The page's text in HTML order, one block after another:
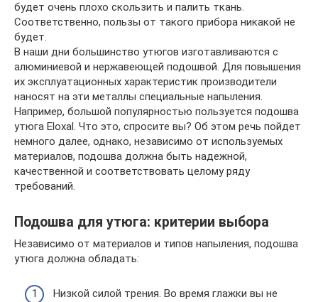
будет очень плохо скользить и палить ткань.
Соответственно, пользы от такого прибора никакой не
будет.
В наши дни большинство утюгов изготавливаются с
алюминиевой и нержавеющей подошвой. Для повышения
их эксплуатационных характеристик производители
наносят на эти металлы специальные напыления.
Например, большой популярностью пользуется подошва
утюга Eloxal. Что это, спросите вы? Об этом речь пойдет
немного далее, однако, независимо от используемых
материалов, подошва должна быть надежной,
качественной и соответствовать целому ряду
требований.
Подошва для утюга: критерии выбора
Независимо от материалов и типов напыления, подошва
утюга должна обладать:
Низкой силой трения. Во время глажки вы не